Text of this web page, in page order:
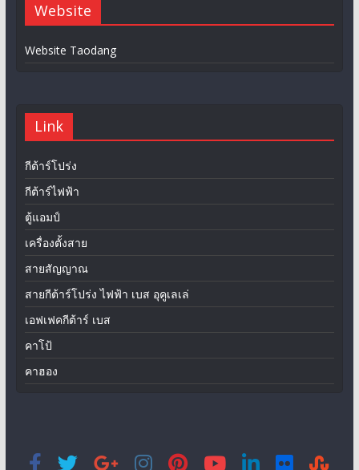
Website
Website Taodang
Link
กีต้าร์โปร่ง
กีต้าร์ไฟฟ้า
ตู้แอมป์
เครื่องตั้งสาย
สายสัญญาณ
สายกีต้าร์โปร่ง ไฟฟ้า เบส อุคูเลเล่
เอฟเฟคกีต้าร์ เบส
คาโป้
คาฮอง